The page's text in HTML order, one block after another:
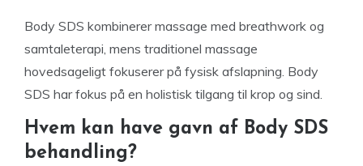
Body SDS kombinerer massage med breathwork og
samtaleterapi, mens traditionel massage
hovedsageligt fokuserer på fysisk afslapning. Body
SDS har fokus på en holistisk tilgang til krop og sind.
Hvem kan have gavn af Body SDS
behandling?